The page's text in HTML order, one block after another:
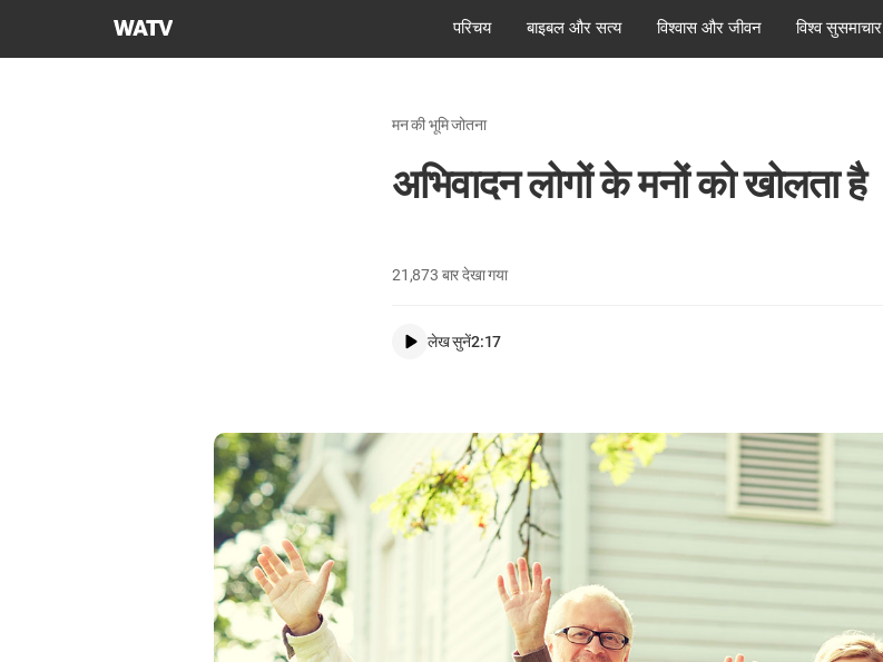
चर्च
परिचय बाइबल और सत्य विश्वास और जीवन विश्व सुसमाचार
मन की भूमि जोतना
अभिवादन लोगों के मनों को खोलता है
21,873 बार देखा गया
लेख सुनें2:17